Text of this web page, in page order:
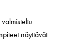
näyttävät